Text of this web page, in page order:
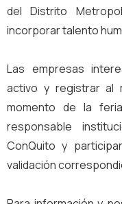
del Distrito
incorporar talento
Las empresas
activo y registrar al
momento de la
responsable
ConQuito y
validación